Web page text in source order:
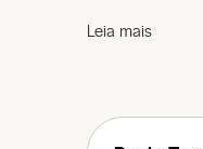
Leia mais